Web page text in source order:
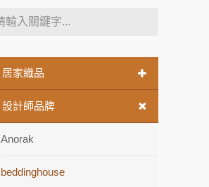
居家織品
設計師品牌
Anorak
beddinghouse